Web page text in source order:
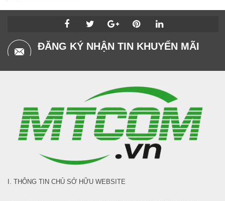
ĐĂNG KÝ NHẬN TIN KHUYẾN MÃI
I. THÔNG TIN CHỦ SỞ HỮU WEBSITE